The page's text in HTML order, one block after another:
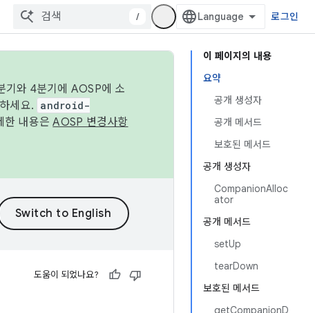
/ 로그인
이 페이지의 내용
요약
공개 생성자
공개 메서드
보호된 메서드
공개 생성자
CompanionAlloc
ator
공개 메서드
setUp
tearDown
보호된 메서드
getCompanionD
기와 4분기에 AOSP에 소
세요. android-
한 내용은AOSP 변경사항
도움이 되었나요?